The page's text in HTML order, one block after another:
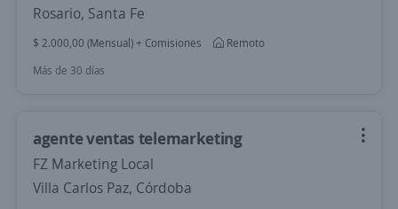
Rosario, Santa Fe
$ 2.000,00 (Mensual) + Comisiones
Remoto
Más de 30 días
agente ventas telemarketing
FZ Marketing Local
Villa Carlos Paz, Córdoba